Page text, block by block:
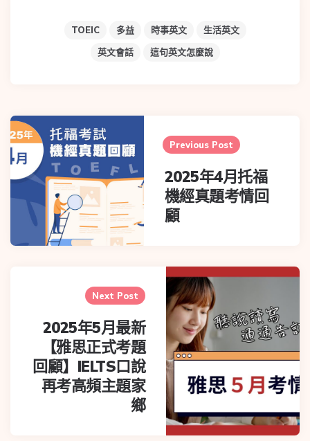
TOEIC 多益 時事英文
生活英文
英文會話
這句英文怎麼說
Previous Post
2025年4月托福
機經真題考情回
顧
Next Post
2025年5月最新
【雅思正式考題
回顧】IELTS口說
再考高頻主題家
鄉